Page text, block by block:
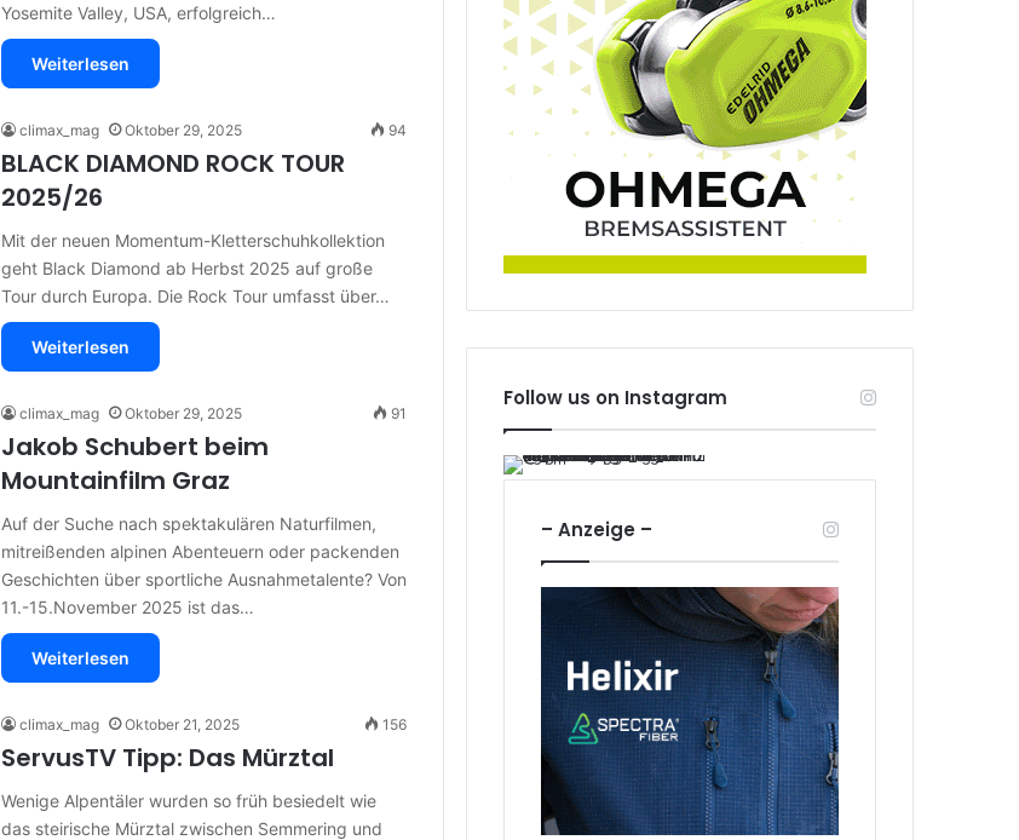
Yosemite Valley, USA, erfolgreich…
Weiterlesen
climax_mag Oktober 29, 2025 94
BLACK DIAMOND ROCK TOUR
2025/26
Mit der neuen Momentum-Kletterschuhkollektion
geht Black Diamond ab Herbst 2025 auf große
Tour durch Europa. Die Rock Tour umfasst über…
Weiterlesen
climax_mag Oktober 29, 2025 91
Jakob Schubert beim
Mountainfilm Graz
Auf der Suche nach spektakulären Naturfilmen,
mitreißenden alpinen Abenteuern oder packenden
Geschichten über sportliche Ausnahmetalente? Von
11.-15.November 2025 ist das…
Weiterlesen
climax_mag Oktober 21, 2025 156
ServusTV Tipp: Das Mürztal
Wenige Alpentäler wurden so früh besiedelt wie
das steirische Mürztal zwischen Semmering und
Follow us on Instagram
– Anzeige –